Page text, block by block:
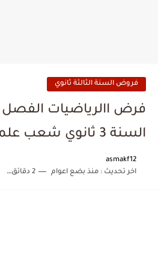
فروض السنة الثالثة ثانوي
السنة 3 ثانوي شعب علمية
asmakf12
اخر تحديث :منذ بضع اعوام 2 دقائق للقراءة